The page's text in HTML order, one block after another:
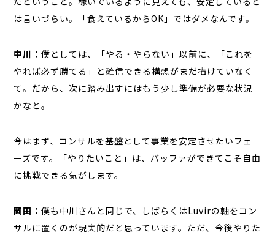
は言いづらい。「食えているからOK」ではダメなんです。
中川：僕としては、「やる・やらない」以前に、「これを
やれば必ず勝てる」と確信できる構想がまだ描けていなく
て。だから、次に踏み出すにはもう少し準備が必要な状況
かなと。
今はまず、コンサルを基盤として事業を安定させたいフェ
ーズです。「やりたいこと」は、バッファができてこそ自由
に挑戦できる気がします。
岡田：僕も中川さんと同じで、しばらくはLuvirの軸をコン
サルに置くのが現実的だと思っています。ただ、今後やりた